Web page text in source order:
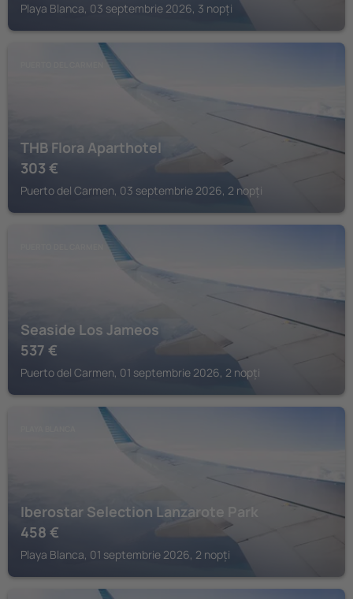
Playa Blanca, 03 septembrie 2026, 3 nopți
THB Flora Aparthotel
303 €
Puerto del Carmen, 03 septembrie 2026, 2 nopți
Seaside Los Jameos
537 €
Puerto del Carmen, 01 septembrie 2026, 2 nopți
Iberostar Selection Lanzarote Park
458 €
Playa Blanca, 01 septembrie 2026, 2 nopți